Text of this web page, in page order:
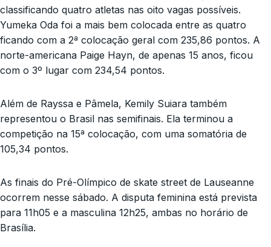
classificando quatro atletas nas oito vagas possíveis.
Yumeka Oda foi a mais bem colocada entre as quatro
ficando com a 2ª colocação geral com 235,86 pontos. A
norte-americana Paige Hayn, de apenas 15 anos, ficou
com o 3º lugar com 234,54 pontos.
Além de Rayssa e Pâmela, Kemily Suiara também
representou o Brasil nas semifinais. Ela terminou a
competição na 15ª colocação, com uma somatória de
105,34 pontos.
As finais do Pré-Olímpico de skate street de Lauseanne
ocorrem nesse sábado. A disputa feminina está prevista
para 11h05 e a masculina 12h25, ambas no horário de
Brasília.